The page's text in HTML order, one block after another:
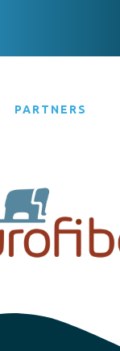
PARTNERS